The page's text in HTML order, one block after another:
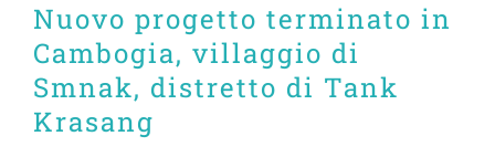
Nuovo progetto terminato in
Cambogia, villaggio di
Smnak, distretto di Tank
Krasang